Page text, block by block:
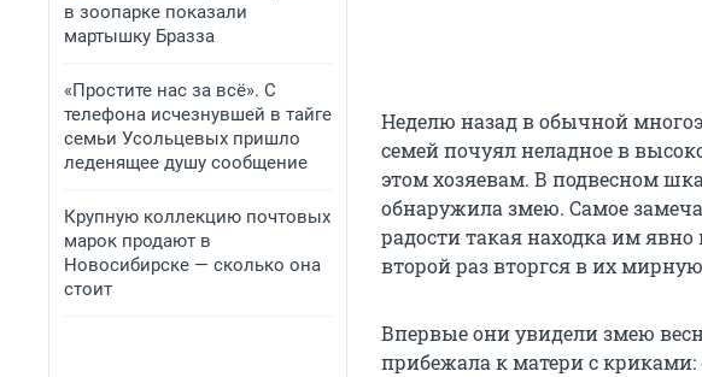
в зоопарке показали
мартышку Бразза
«Простите нас за всё». С
телефона исчезнувшей в тайге
семьи Усольцевых пришло
леденящее душу сообщение
Крупную коллекцию почтовых
марок продают в
Новосибирске — сколько она
стоит
Неделю назад в обычной
семей почуял неладное в
этом хозяевам. В подвесном
обнаружила змею. Самое
радости такая находка им
второй раз вторгся в их
Впервые они увидели змею
прибежала к матери с криками: